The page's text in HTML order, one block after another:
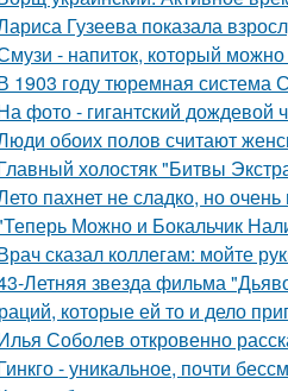
Гузеева показала
- напиток, который
1903 году тюремная система
фото - гигантский дождевой
обоих полов считают
холостяк "Битвы
пахнет не сладко, но очень
Можно и Бокальчик
сказал коллегам: мойте
Летняя звезда фильма
которые ей то и дело
Соболев откровенно
- уникальное, почти